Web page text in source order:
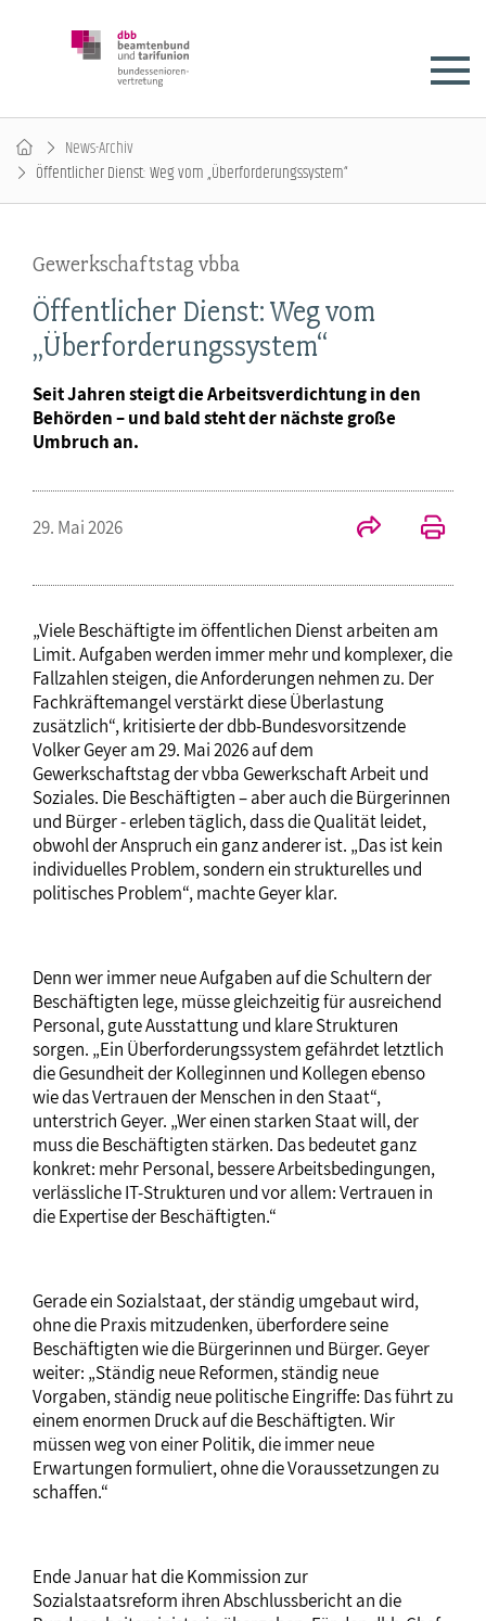
News-Archiv
Öffentlicher Dienst: Weg vom „Überforderungssystem“
Gewerkschaftstag vbba
Öffentlicher Dienst: Weg vom
„Überforderungssystem“
Seit Jahren steigt die Arbeitsverdichtung in den
Behörden – und bald steht der nächste große
Umbruch an.
29. Mai 2026
„Viele Beschäftigte im öffentlichen Dienst arbeiten am
Limit. Aufgaben werden immer mehr und komplexer, die
Fallzahlen steigen, die Anforderungen nehmen zu. Der
Fachkräftemangel verstärkt diese Überlastung
zusätzlich“, kritisierte der dbb-Bundesvorsitzende
Volker Geyer am 29. Mai 2026 auf dem
Gewerkschaftstag der vbba Gewerkschaft Arbeit und
Soziales. Die Beschäftigten – aber auch die Bürgerinnen
und Bürger - erleben täglich, dass die Qualität leidet,
obwohl der Anspruch ein ganz anderer ist. „Das ist kein
individuelles Problem, sondern ein strukturelles und
politisches Problem“, machte Geyer klar.
Denn wer immer neue Aufgaben auf die Schultern der
Beschäftigten lege, müsse gleichzeitig für ausreichend
Personal, gute Ausstattung und klare Strukturen
sorgen. „Ein Überforderungssystem gefährdet letztlich
die Gesundheit der Kolleginnen und Kollegen ebenso
wie das Vertrauen der Menschen in den Staat“,
unterstrich Geyer. „Wer einen starken Staat will, der
muss die Beschäftigten stärken. Das bedeutet ganz
konkret: mehr Personal, bessere Arbeitsbedingungen,
verlässliche IT-Strukturen und vor allem: Vertrauen in
die Expertise der Beschäftigten.“
Gerade ein Sozialstaat, der ständig umgebaut wird,
ohne die Praxis mitzudenken, überfordere seine
Beschäftigten wie die Bürgerinnen und Bürger. Geyer
weiter: „Ständig neue Reformen, ständig neue
Vorgaben, ständig neue politische Eingriffe: Das führt zu
einem enormen Druck auf die Beschäftigten. Wir
müssen weg von einer Politik, die immer neue
Erwartungen formuliert, ohne die Voraussetzungen zu
schaffen.“
Ende Januar hat die Kommission zur
Sozialstaatsreform ihren Abschlussbericht an die